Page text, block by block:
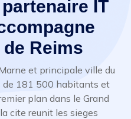
IT
Reims
et principale ville du
de 181 500 habitants et
plan dans le Grand
cite reunit les sieges